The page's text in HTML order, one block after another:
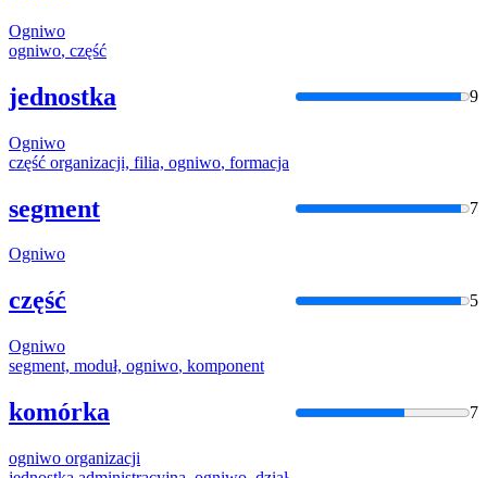
Ogniwo
ogniwo, część
jednostka 9
Ogniwo
część organizacji, filia, ogniwo, formacja
segment 7
Ogniwo
część 5
Ogniwo
segment, moduł, ogniwo, komponent
komórka 7
ogniwo organizacji